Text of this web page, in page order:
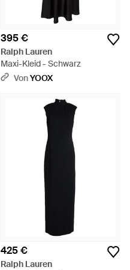
395 €
Ralph Lauren
Maxi-Kleid - Schwarz
VonYOOX
425 €
Ralph Lauren